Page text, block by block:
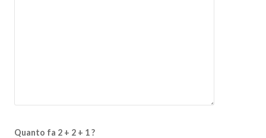
Quanto fa 2 + 2 + 1 ?